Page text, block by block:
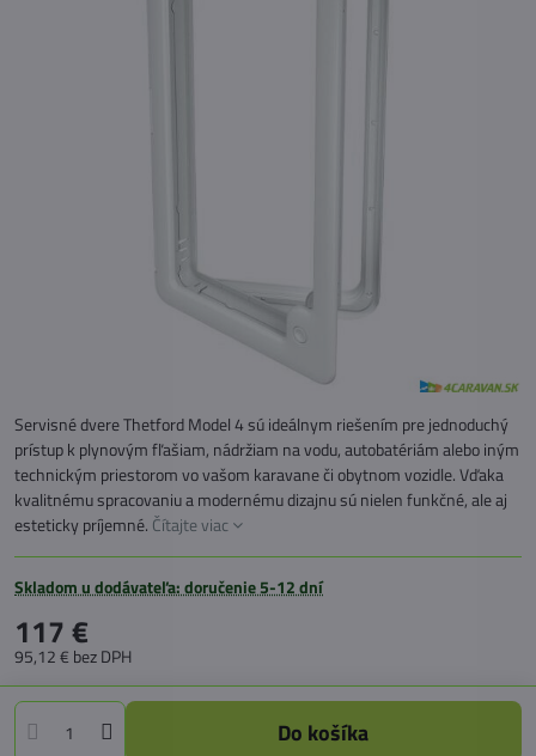
Servisné dvere Thetford Model 4 sú ideálnym riešením pre jednoduchý
prístup k plynovým fľašiam, nádržiam na vodu, autobatériám alebo iným
technickým priestorom vo vašom karavane či obytnom vozidle. Vďaka
kvalitnému spracovaniu a modernému dizajnu sú nielen funkčné, ale aj
esteticky príjemné. Čítajte viac
Skladom u dodávateľa: doručenie 5-12 dní
117 €
95,12 € bez DPH
Do košíka